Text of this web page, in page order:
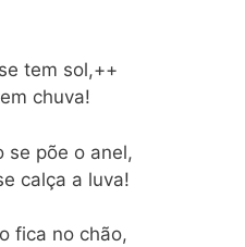
tem sol,++
chuva!
se põe o anel,
calça a luva!
fica no chão,